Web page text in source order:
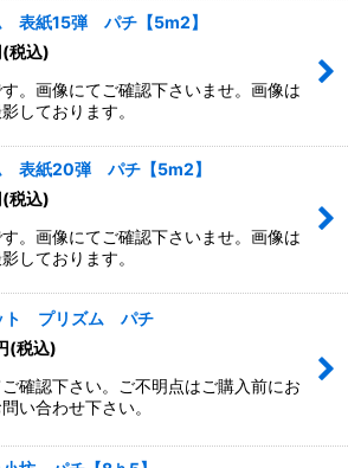
表紙15弾 パチ【5m2】
(税込)
。画像にてご確認下さいませ。画像は
しております。
表紙20弾 パチ【5m2】
(税込)
。画像にてご確認下さいませ。画像は
しております。
ト プリズム パチ
(税込)
確認下さい。ご不明点はご購入前にお
い合わせ下さい。